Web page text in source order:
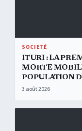
SOCIETÉ
ITURI : LA
MORTE
POPULATION
3 août 2026